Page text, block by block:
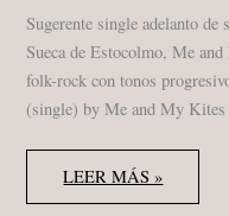
Sugerente single adelanto
Sueca de Estocolmo, Me
folk-rock con tonos
(single) by Me and My Kites
ME
AND
MY
LEER MÁS »